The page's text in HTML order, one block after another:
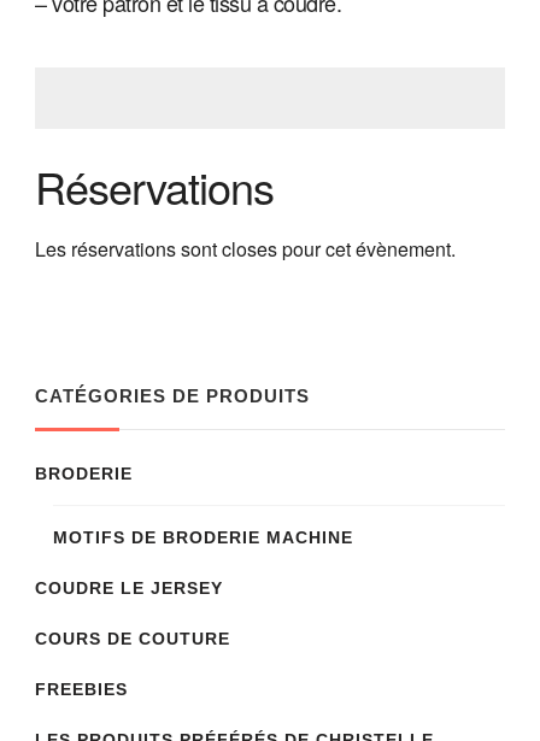
Réservations
Les réservations sont closes pour cet évènement.
CATÉGORIES DE PRODUITS
BRODERIE
MOTIFS DE BRODERIE MACHINE
COUDRE LE JERSEY
COURS DE COUTURE
FREEBIES